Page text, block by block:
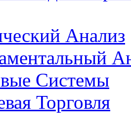
Анализ
Системы
Торговля